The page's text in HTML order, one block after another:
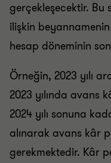
gerçekleşecektir. Bu
ilişkin
hesap döneminin
Örneğin, 2023 yılı
2023 yılında avans
2024 yılı sonuna
alınarak avans kâr
gerekmektedir. Kâr